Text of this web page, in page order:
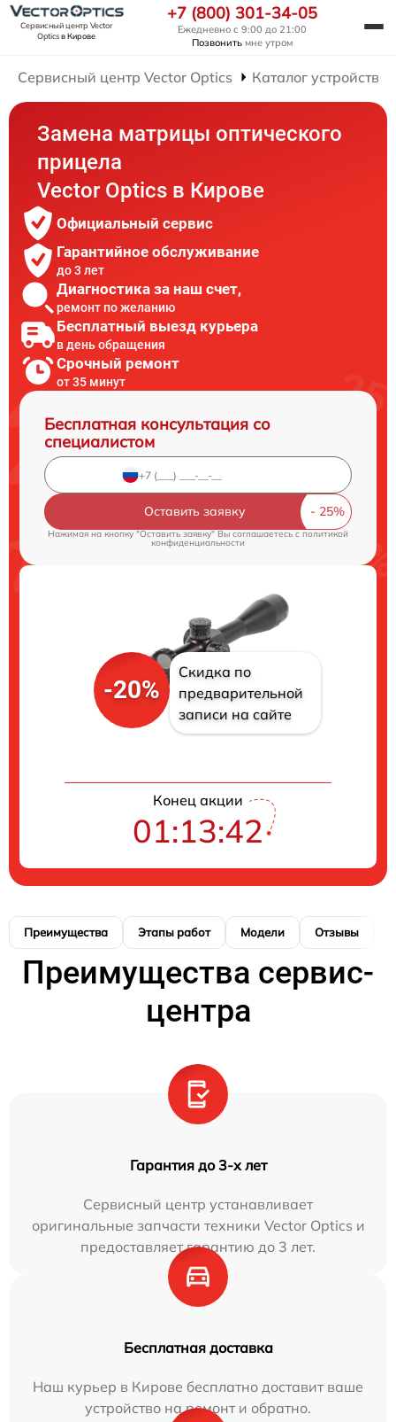
Сервисный центр Vector
Opticsв Кирове
+7 (800) 301-34-05
Ежедневно с 9:00 до 21:00
Позвонить мне утром
Сервисный центр Vector Optics Каталог устройств
Замена матрицы оптического
прицела
Vector Optics в Кирове
Официальный сервис
Гарантийное обслуживание
до 3 лет
Диагностика за наш счет,
ремонт по желанию
Бесплатный выезд курьера
в день обращения
Срочный ремонт
от 35 минут
Бесплатная консультация со
специалистом
Оставить заявку
Нажимая на кнопку "Оставить заявку" Вы соглашаетесь cполитикой
конфиденциальности
-20%
Скидка по
предварительной
записи на сайте
Конец акции
01:13:42
Преимущества Этапы работ Модели Отзывы
Преимущества сервис-
центра
Гарантия до 3-х лет
Сервисный центр устанавливает
оригинальные запчасти техники Vector Optics и
предоставляет гарантию до 3 лет.
Бесплатная доставка
Наш курьер в Кирове бесплатно доставит ваше
устройство на ремонт и обратно.